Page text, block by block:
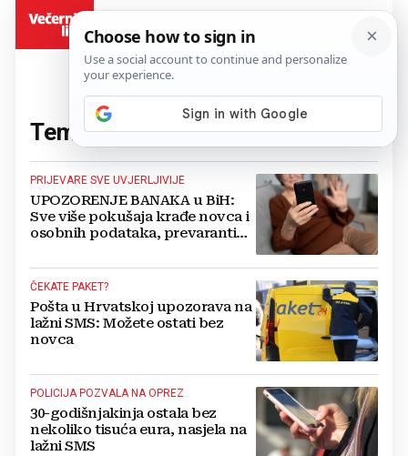
Tema:sms(23 članaka)
PRIJEVARE SVE UVJERLJIVIJE
UPOZORENJE BANAKA u BiH:
Sve više pokušaja krađe novca i
osobnih podataka, prevaranti
stranica
ČEKATE PAKET?
Pošta u Hrvatskoj upozorava na
lažni SMS: Možete ostati bez
novca
POLICIJA POZVALA NA OPREZ
30-godišnjakinja ostala bez
nekoliko tisuća eura, nasjela na
lažni SMS